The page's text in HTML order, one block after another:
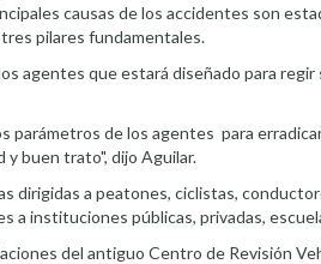
causas de los accidentes son
pilares fundamentales.
agentes que estará diseñado para
parámetros de los agentes para
y buen trato", dijo Aguilar.
dirigidas a peatones, ciclistas,
a instituciones públicas, privadas,
del antiguo Centro de Revisión